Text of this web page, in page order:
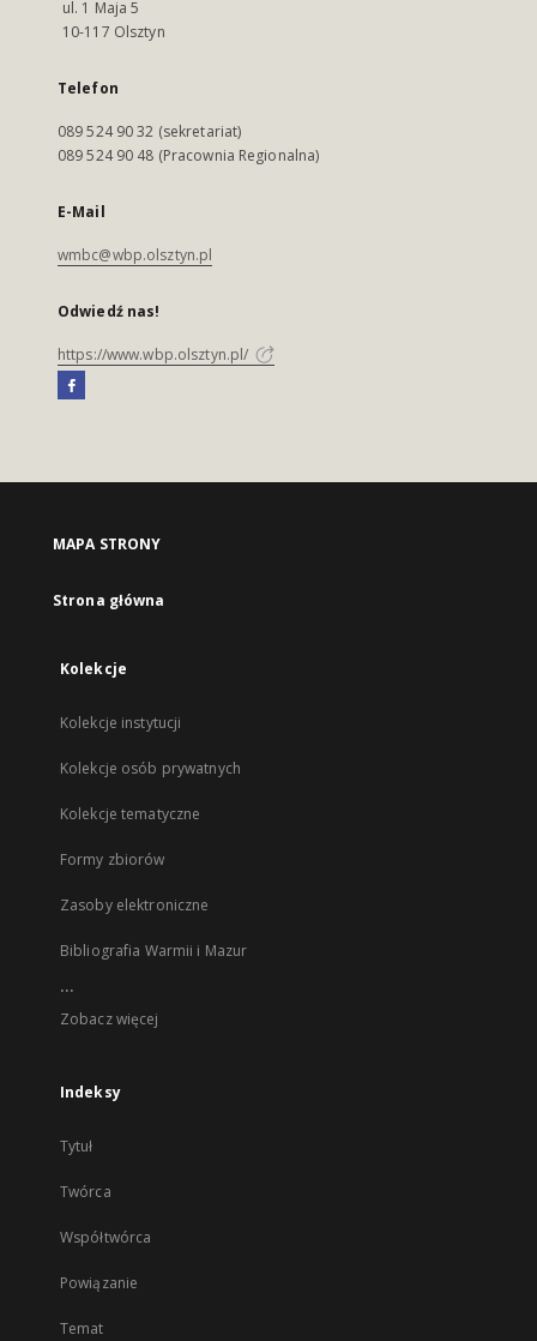
ul. 1 Maja 5
10-117 Olsztyn
Telefon
089 524 90 32 (sekretariat)
089 524 90 48 (Pracownia Regionalna)
E-Mail
wmbc@wbp.olsztyn.pl
Odwiedź nas!
https://www.wbp.olsztyn.pl/
MAPA STRONY
Strona główna
Kolekcje
Kolekcje instytucji
Kolekcje osób prywatnych
Kolekcje tematyczne
Formy zbiorów
Zasoby elektroniczne
Bibliografia Warmii i Mazur
...
Zobacz więcej
Indeksy
Tytuł
Twórca
Współtwórca
Powiązanie
Temat